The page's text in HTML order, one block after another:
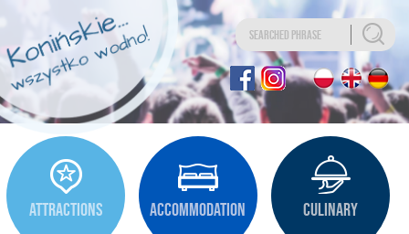
Uwaga:
Ta
strona
internetowa
zawiera
system
ułatwień
dostępu.
ATTRACTIONS ACCOMMODATION CULINARY